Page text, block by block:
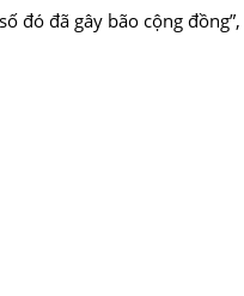
đó đã gây bão cộng